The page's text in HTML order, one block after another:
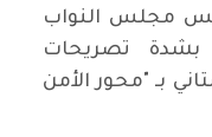
مجلس النواب
بشدة تصريحات
بـ "محور الأمن